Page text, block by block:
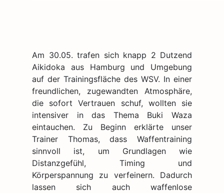
Am 30.05. trafen sich knapp 2 Dutzend
Aikidoka aus Hamburg und Umgebung
auf der Trainingsfläche des WSV. In einer
freundlichen, zugewandten Atmosphäre,
die sofort Vertrauen schuf, wollten sie
intensiver in das Thema Buki Waza
eintauchen. Zu Beginn erklärte unser
Trainer Thomas, dass Waffentraining
sinnvoll ist, um Grundlagen wie
Distanzgefühl, Timing und
Körperspannung zu verfeinern. Dadurch
lassen sich auch waffenlose